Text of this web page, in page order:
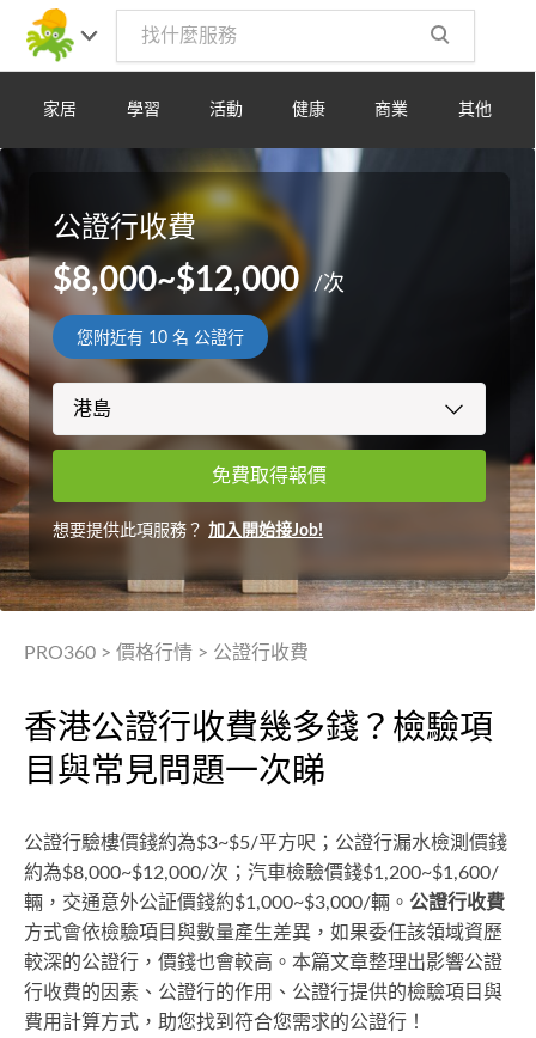
家居 學習 活動 健康 商業 其他
公證行收費
$8,000~$12,000 /次
您附近有 10 名 公證行
免費取得報價
想要提供此項服務？加入開始接Job!
PRO360 > 價格行情 > 公證行收費
香港公證行收費幾多錢？檢驗項
目與常見問題一次睇
公證行驗樓價錢約為$3~$5/平方呎；公證行漏水檢測價錢
約為$8,000~$12,000/次；汽車檢驗價錢$1,200~$1,600/
輛，交通意外公証價錢約$1,000~$3,000/輛。 公證行收費
方式會依檢驗項目與數量產生差異，如果委任該領域資歷
較深的公證行，價錢也會較高。本篇文章整理出影響公證
行收費的因素、公證行的作用、公證行提供的檢驗項目與
費用計算方式，助您找到符合您需求的公證行！